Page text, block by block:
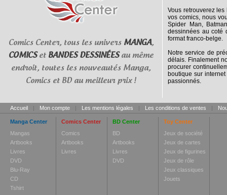
Comics Center, tous les univers MANGA,
COMICSet BANDES DESSINÉESau même
endroit, toutes les nouveautés Manga,
Comics et BD au meilleur prix !
Vous retrouverez
vos comics, nous
Spider Man,
dessinnées au coté
format franco-belge.
Notre service de
délais. Finalement
procurer
boutique sur
passionnés.
Accueil | Mon compte | Les mentions légales | Les conditions de ventes |
Manga Center
Mangas
Artbooks
Livres
DVD
Blu-Ray
CD
Tshirt
Comics Center
Comics
Artbooks
Livres
BD Center
BD
Artbooks
Livres
DVD
Toy Center
Jeux de société
Jeux de cartes
Jeux de figurines
Jeux de rôle
Jeux classiques
Jouets